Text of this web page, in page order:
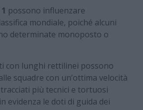
possono influenzare
mondiale, poiché alcuni
determinate monoposto o
con lunghi rettilinei possono
squadre con un’ottima velocità
più tecnici e tortuosi
evidenza le doti di guida dei